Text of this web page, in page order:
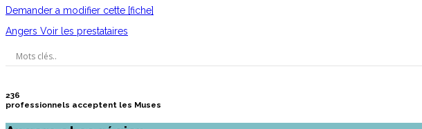
Demander a modifier cette [fiche]
Angers Voir les prestataires
236
professionnels acceptent les Muses